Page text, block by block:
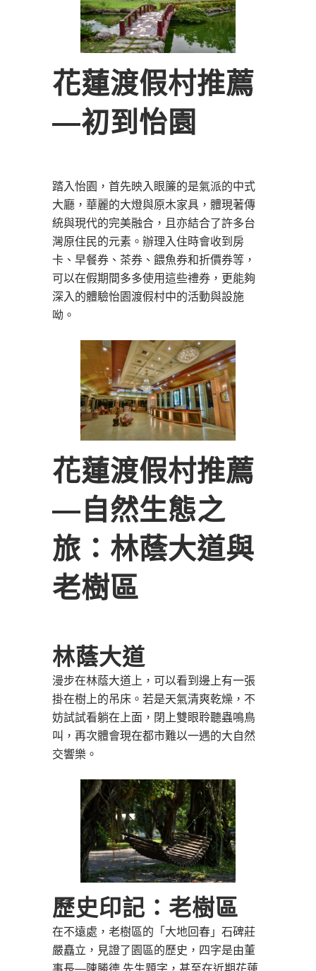
花蓮渡假村推薦
―初到怡園
踏入怡園，首先映入眼簾的是氣派的中式
大廳，華麗的大燈與原木家具，體現著傳
統與現代的完美融合，且亦結合了許多台
灣原住民的元素。辦理入住時會收到房
卡、早餐券、茶券、餵魚券和折價券等，
可以在假期間多多使用這些禮券，更能夠
深入的體驗怡園渡假村中的活動與設施
呦。
花蓮渡假村推薦
―自然生態之
旅：林蔭大道與
老樹區
林蔭大道
漫步在林蔭大道上，可以看到邊上有一張
掛在樹上的吊床。若是天氣清爽乾燥，不
妨試試看躺在上面，閉上雙眼聆聽蟲鳴鳥
叫，再次體會現在都市難以一遇的大自然
交響樂。
歷史印記：老樹區
在不遠處，老樹區的「大地回春」石碑莊
嚴矗立，見證了園區的歷史，四字是由董
事長―陳勝德 先生題字，甚至在近期花蓮